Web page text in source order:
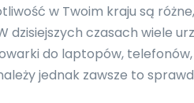
w Twoim kraju są
dzisiejszych czasach wiele
do laptopów,
jednak zawsze to